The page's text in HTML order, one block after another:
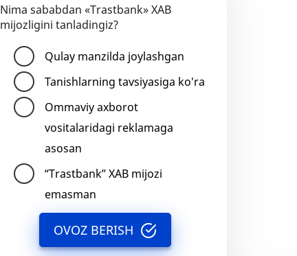
Nima sababdan «Trastbank» XAB
mijozligini tanladingiz?
Qulay manzilda joylashgan
Tanishlarning tavsiyasiga ko'ra
Ommaviy axborot
vositalaridagi reklamaga
asosan
“Trastbank” XAB mijozi
emasman
OVOZ BERISH